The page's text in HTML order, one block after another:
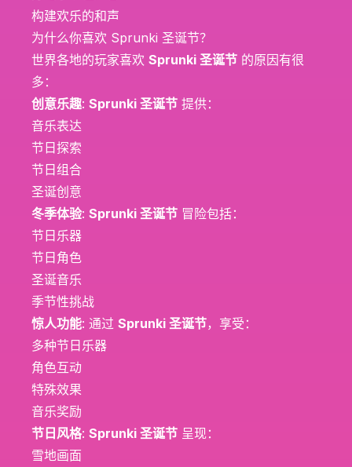
构建欢乐的和声
为什么你喜欢 Sprunki 圣诞节？
世界各地的玩家喜欢 Sprunki 圣诞节 的原因有很
多：
创意乐趣: Sprunki 圣诞节 提供：
音乐表达
节日探索
节日组合
圣诞创意
冬季体验: Sprunki 圣诞节 冒险包括：
节日乐器
节日角色
圣诞音乐
季节性挑战
惊人功能: 通过 Sprunki 圣诞节，享受：
多种节日乐器
角色互动
特殊效果
音乐奖励
节日风格: Sprunki 圣诞节 呈现：
雪地画面